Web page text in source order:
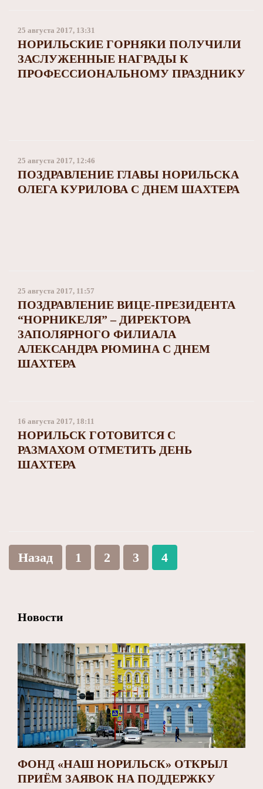
25 августа 2017, 13:31
НОРИЛЬСКИЕ ГОРНЯКИ ПОЛУЧИЛИ
ЗАСЛУЖЕННЫЕ НАГРАДЫ К
ПРОФЕССИОНАЛЬНОМУ ПРАЗДНИКУ
25 августа 2017, 12:46
ПОЗДРАВЛЕНИЕ ГЛАВЫ НОРИЛЬСКА
ОЛЕГА КУРИЛОВА С ДНЕМ ШАХТЕРА
25 августа 2017, 11:57
ПОЗДРАВЛЕНИЕ ВИЦЕ-ПРЕЗИДЕНТА
“НОРНИКЕЛЯ” – ДИРЕКТОРА
ЗАПОЛЯРНОГО ФИЛИАЛА
АЛЕКСАНДРА РЮМИНА С ДНЕМ
ШАХТЕРА
16 августа 2017, 18:11
НОРИЛЬСК ГОТОВИТСЯ С
РАЗМАХОМ ОТМЕТИТЬ ДЕНЬ
ШАХТЕРА
Назад 1 2 3 4
Новости
ФОНД «НАШ НОРИЛЬСК» ОТКРЫЛ
ПРИЁМ ЗАЯВОК НА ПОДДЕРЖКУ